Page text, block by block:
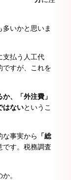
いかと思いま
支払う人工代
ですが、これを
か、「外注費」
はないというこ
な事実から
「総
です。税務調査
。